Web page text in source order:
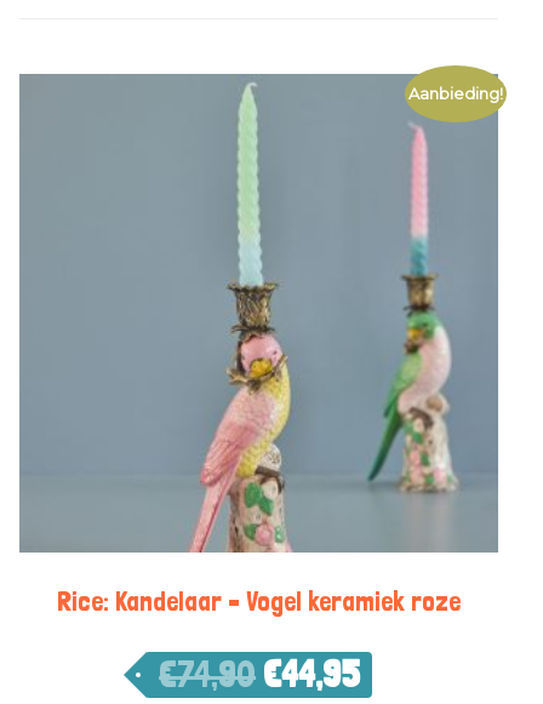
Aanbieding!
Rice: Kandelaar – Vogel keramiek roze
€74,90 €44,95